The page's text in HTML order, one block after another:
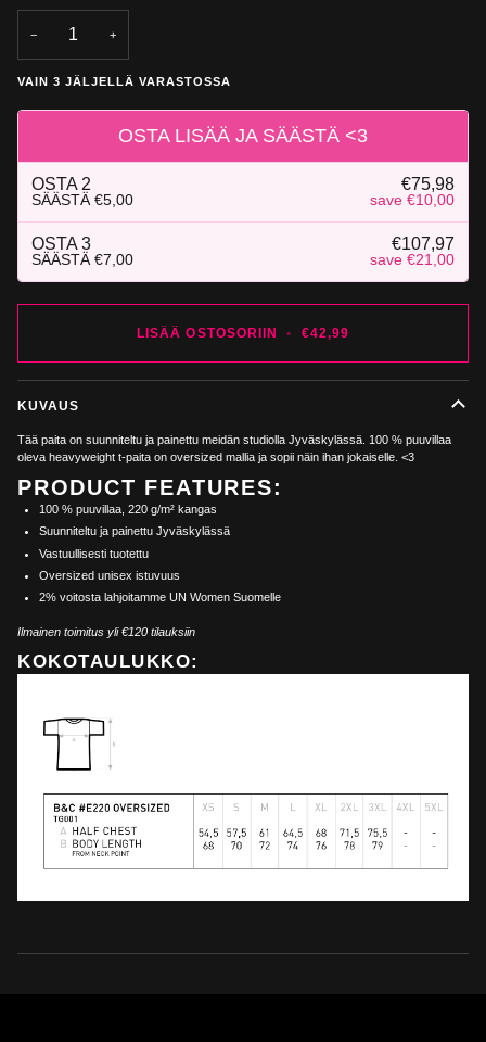
− +
VAIN3 JÄLJELLÄ VARASTOSSA
OSTA LISÄÄ JA SÄÄSTÄ <3
OSTA 2
SÄÄSTÄ €5,00
€75,98
save €10,00
OSTA 3
SÄÄSTÄ €7,00
€107,97
save €21,00
LISÄÄ OSTOSORIIN • €42,99
KUVAUS
Tää paita on suunniteltu ja painettu meidän studiolla Jyväskylässä. 100 % puuvillaa
oleva heavyweight t-paita on oversized mallia ja sopii näin ihan jokaiselle. <3
PRODUCT FEATURES:
100 % puuvillaa, 220 g/m² kangas
Suunniteltu ja painettu Jyväskylässä
Vastuullisesti tuotettu
Oversized unisex istuvuus
2% voitosta lahjoitamme UN Women Suomelle
Ilmainen toimitus yli €120 tilauksiin
KOKOTAULUKKO: